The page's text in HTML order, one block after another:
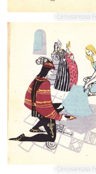
Cenusareasa
Cenusareasa